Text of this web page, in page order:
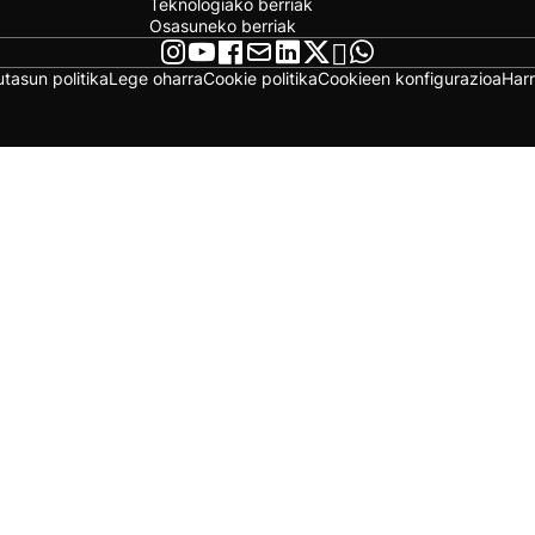
Teknologiako berriak
Osasuneko berriak
politikaLege oharraCookie politikaCookieen konfigurazioa